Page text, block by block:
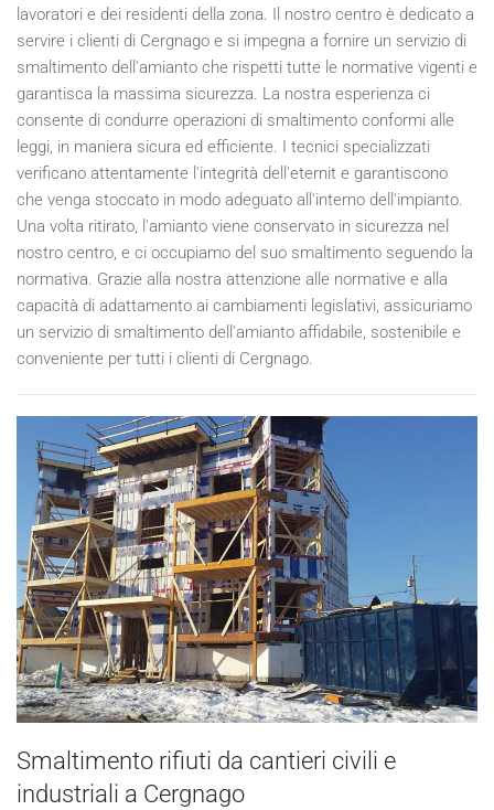
lavoratori e dei residenti della zona. Il nostro centro è dedicato a
servire i clienti di Cergnago e si impegna a fornire un servizio di
smaltimento dell'amianto che rispetti tutte le normative vigenti e
garantisca la massima sicurezza. La nostra esperienza ci
consente di condurre operazioni di smaltimento conformi alle
leggi, in maniera sicura ed efficiente. I tecnici specializzati
verificano attentamente l'integrità dell'eternit e garantiscono
che venga stoccato in modo adeguato all'interno dell'impianto.
Una volta ritirato, l'amianto viene conservato in sicurezza nel
nostro centro, e ci occupiamo del suo smaltimento seguendo la
normativa. Grazie alla nostra attenzione alle normative e alla
capacità di adattamento ai cambiamenti legislativi, assicuriamo
un servizio di smaltimento dell'amianto affidabile, sostenibile e
conveniente per tutti i clienti di Cergnago.
Smaltimento rifiuti da cantieri civili e
industriali a Cergnago